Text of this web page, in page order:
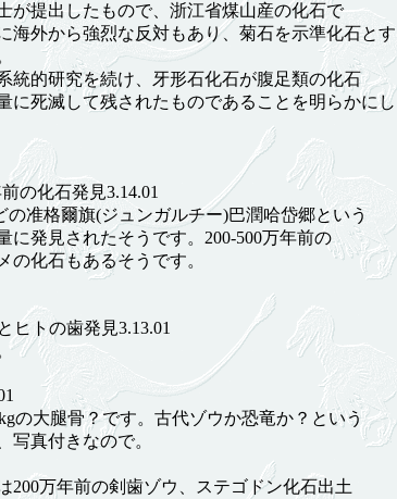
提出したもので、浙江省煤山産の化石で
外から強烈な反対もあり、菊石を示準化石とす
的研究を続け、牙形石化石が腹足類の化石
死滅して残されたものであることを明らかにし
の化石発見3.14.01
准格爾旗(ジュンガルチー)巴潤哈岱郷という
発見されたそうです。200-500万年前の
化石もあるそうです。
ヒトの歯発見3.13.01
大腿骨？です。古代ゾウか恐竜か？という
真付きなので。
万年前の剣歯ゾウ、ステゴドン化石出土